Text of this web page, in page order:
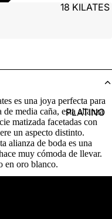
18 KILATES
PLATINO
es una joya perfecta para
media caña, esta alianza
matizada facetadas con
un aspecto distinto.
alianza de boda es una
muy cómoda de llevar.
en oro blanco.